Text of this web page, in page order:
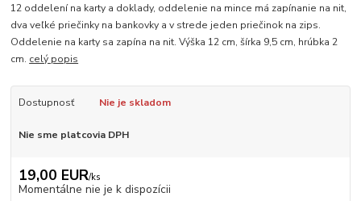
12 oddelení na karty a doklady, oddelenie na mince má zapínanie na nit,
dva veľké priečinky na bankovky a v strede jeden priečinok na zips.
Oddelenie na karty sa zapína na nit. Výška 12 cm, šírka 9,5 cm, hrúbka 2
cm. celý popis
Dostupnosť Nie je skladom
Nie sme platcovia DPH
19,00 EUR/ks
Momentálne nie je k dispozícii